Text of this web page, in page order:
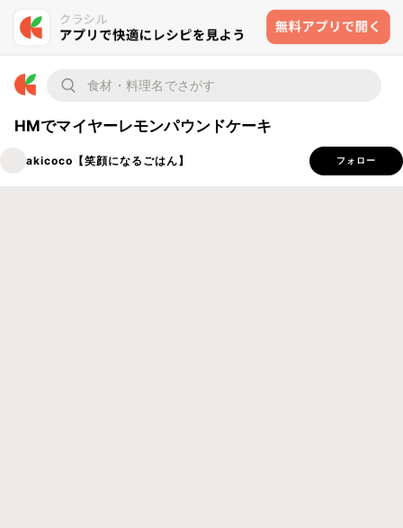
HMでマイヤーレモンパウンドケーキ
akicoco【笑顔になるごはん】 フォロー